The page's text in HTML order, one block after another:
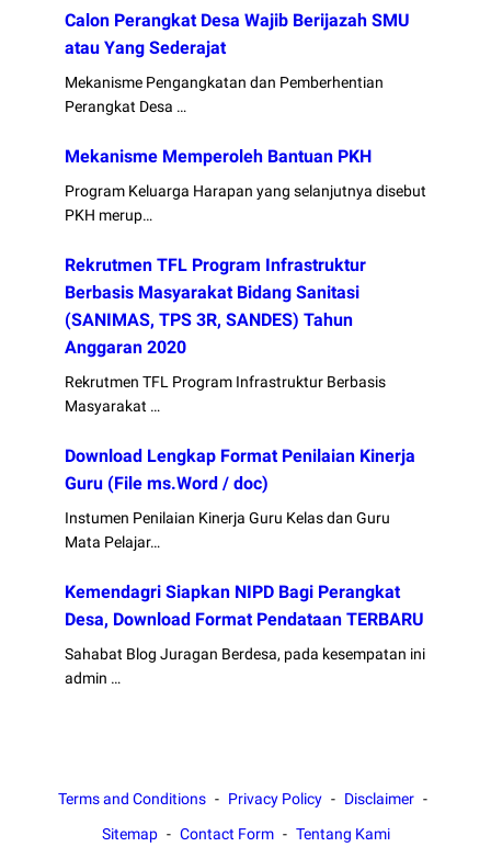
Calon Perangkat Desa Wajib Berijazah SMU
atau Yang Sederajat
Mekanisme Pengangkatan dan Pemberhentian
Perangkat Desa …
Mekanisme Memperoleh Bantuan PKH
Program Keluarga Harapan yang selanjutnya disebut
PKH merup…
Rekrutmen TFL Program Infrastruktur
Berbasis Masyarakat Bidang Sanitasi
(SANIMAS, TPS 3R, SANDES) Tahun
Anggaran 2020
Rekrutmen TFL Program Infrastruktur Berbasis
Masyarakat …
Download Lengkap Format Penilaian Kinerja
Guru (File ms.Word / doc)
Instumen Penilaian Kinerja Guru Kelas dan Guru
Mata Pelajar…
Kemendagri Siapkan NIPD Bagi Perangkat
Desa, Download Format Pendataan TERBARU
Sahabat Blog Juragan Berdesa, pada kesempatan ini
admin …
Terms and Conditions Privacy Policy
Disclaimer
Sitemap
Contact Form Tentang Kami